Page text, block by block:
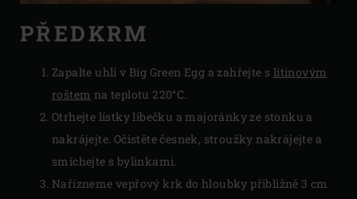
PŘEDKRM
Zapalte uhlí v Big Green Egg a zahřejte s litinovým
roštem na teplotu 220°C.
Otrhejte lístky libečku a majoránky ze stonku a
nakrájejte. Očistěte česnek, stroužky nakrájejte a
smíchejte s bylinkami.
Nařízneme vepřový krk do hloubky přibližně 3 cm